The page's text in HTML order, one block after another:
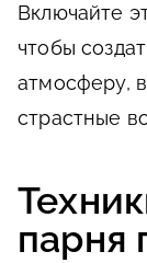
Включайте
чтобы
атмосферу,
страстные
парня